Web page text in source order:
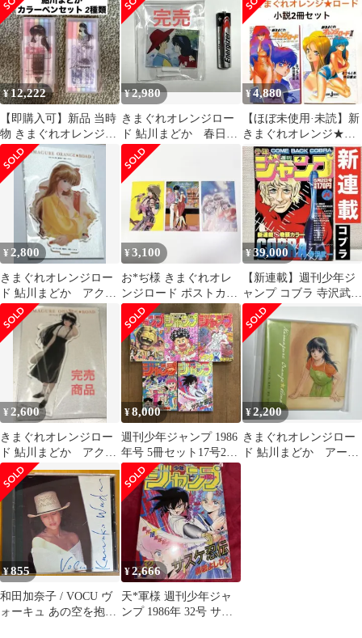
司先生登場！】
盛り沢山
¥12,222
【即購入可】新品 当時
物 きまぐれオレンジロ
ード カラーペンセット
2種類セット
¥2,980
きまぐれオレンジロー
ド 鮎川まどか 春日恭
介 アクリルスタン
ド 未使用
¥4,880
【ほぼ未使用·未読】新
きまぐれオレンジ★ロ
ード 小説2冊セット
※Ⅱのみ初版発行
¥ 2,800
きまぐれオレンジロー
ド 鮎川まどか アクリ
ルスタンド 未使用
◻︎
¥3,100
お*ぢ様 きまぐれオレ
ンジロード ポストカー
ド3枚セット
¥ 39,000
【新連載】週刊少年ジ
ャンプ コブラ 寺沢武
一 アラレちゃん キ
ャプテン翼 奇面
¥ 2,600
きまぐれオレンジロー
ド 鮎川まどか アクリ
ルスタンド 未使用
① 完売商品
¥8,000
週刊少年ジャンプ 1986
年号 5冊セット17号23
号24号27号32号
¥2,200
きまぐれオレンジロー
ド 鮎川まどか アート
¥855
和田加奈子 / VOCU ヴ
ォーキュ あの空を抱き
¥2,666
天*軍様 週刊少年ジャ
ンプ 1986年 32号 サス